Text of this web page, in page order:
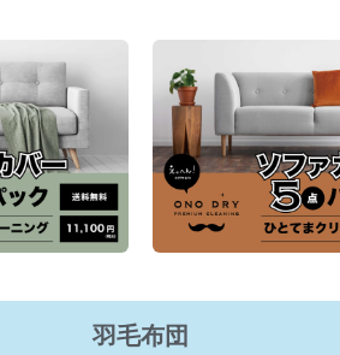
羽毛布団